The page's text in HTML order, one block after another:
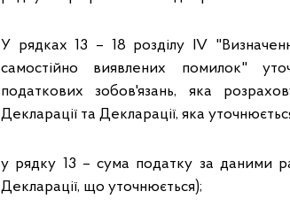
У рядках 13 – 18 розділу ІV
самостійно виявлених помилок"
податкових зобов'язань, яка
Декларації та Декларації, яка
у рядку 13 – сума податку за даними
Декларації, що уточнюється);